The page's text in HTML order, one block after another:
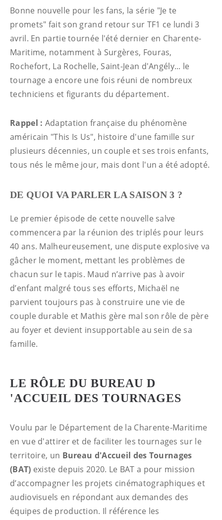
Bonne nouvelle pour les fans, la série "Je te
promets" fait son grand retour sur TF1 ce lundi 3
avril. En partie tournée l'été dernier en Charente-
Maritime, notamment à Surgères, Fouras,
Rochefort, La Rochelle, Saint-Jean d'Angély... le
tournage a encore une fois réuni de nombreux
techniciens et figurants du département.
Rappel : Adaptation française du phénomène
américain "This Is Us", histoire d'une famille sur
plusieurs décennies, un couple et ses trois enfants,
tous nés le même jour, mais dont l'un a été adopté.
DE QUOI VA PARLER LA SAISON 3 ?
Le premier épisode de cette nouvelle salve
commencera par la réunion des triplés pour leurs
40 ans. Malheureusement, une dispute explosive va
gâcher le moment, mettant les problèmes de
chacun sur le tapis. Maud n’arrive pas à avoir
d’enfant malgré tous ses efforts, Michaël ne
parvient toujours pas à construire une vie de
couple durable et Mathis gère mal son rôle de père
au foyer et devient insupportable au sein de sa
famille.
LE RÔLE DU BUREAU D
'ACCUEIL DES TOURNAGES
Voulu par le Département de la Charente-Maritime
en vue d'attirer et de faciliter les tournages sur le
territoire, un Bureau d'Accueil des Tournages
(BAT) existe depuis 2020. Le BAT a pour mission
d’accompagner les projets cinématographiques et
audiovisuels en répondant aux demandes des
équipes de production. Il référence les